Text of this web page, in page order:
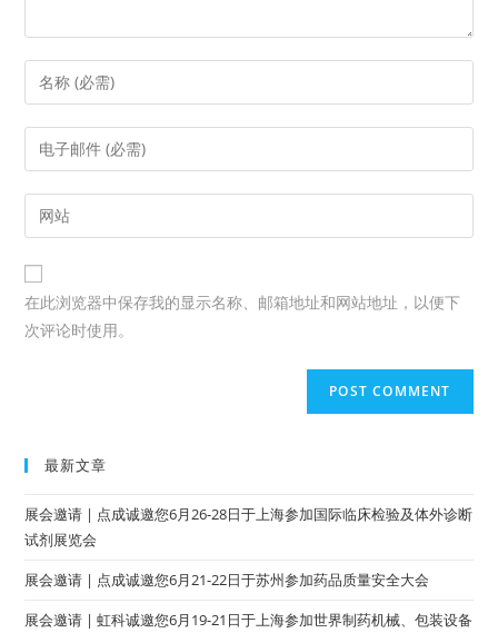
在此浏览器中保存我的显示名称、邮箱地址和网站地址，以便下
次评论时使用。
最新文章
展会邀请 | 点成诚邀您6月26-28日于上海参加国际临床检验及体外诊断
试剂展览会
展会邀请 | 点成诚邀您6月21-22日于苏州参加药品质量安全大会
展会邀请 | 虹科诚邀您6月19-21日于上海参加世界制药机械、包装设备